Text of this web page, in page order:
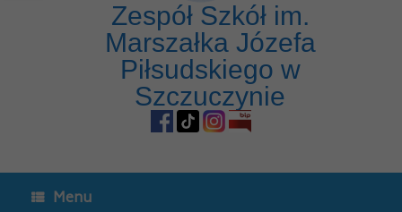
Zespół Szkół im.
Marszałka Józefa
Piłsudskiego w
Szczuczynie
Menu